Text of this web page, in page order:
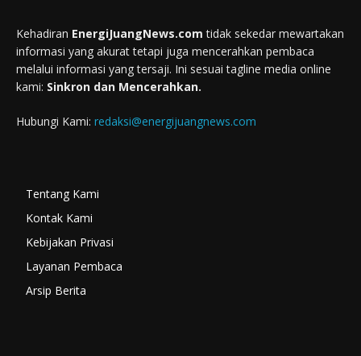
Kehadiran EnergiJuangNews.com tidak sekedar mewartakan
informasi yang akurat tetapi juga mencerahkan pembaca
melalui informasi yang tersaji. Ini sesuai tagline media online
kami: Sinkron dan Mencerahkan.
Hubungi Kami: redaksi@energijuangnews.com
Tentang Kami
Kontak Kami
Kebijakan Privasi
Layanan Pembaca
Arsip Berita